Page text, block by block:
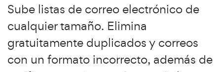
Sube listas de correo electrónico de
cualquier tamaño. Elimina
gratuitamente duplicados y correos
con un formato incorrecto, además de